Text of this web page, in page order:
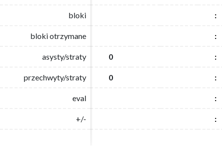
bloki :
bloki otrzymane :
asysty/straty 0 :
przechwyty/straty 0 :
eval :
+/- :
bloki :
bloki otrzymane :
asysty/straty 0 :
przechwyty/straty 0 :
eval :
+/- :